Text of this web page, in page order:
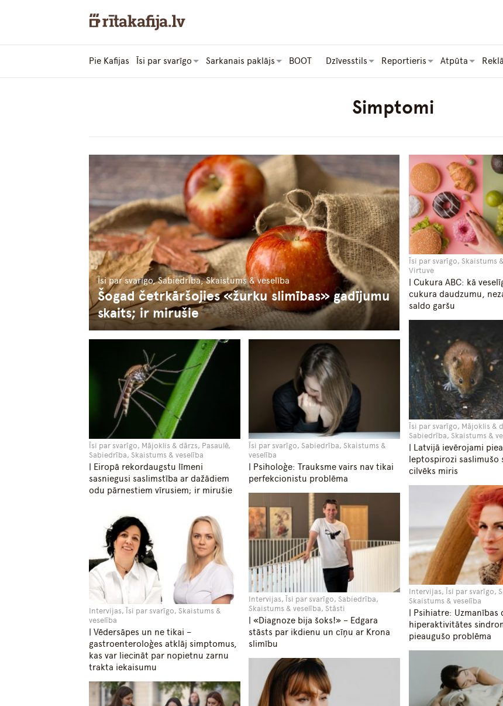
Pie Kafijas Īsi par svarīgo Sarkanais paklājs BOOT Dzīvesstils Reportieris Atpūta
Simptomi
Īsi par svarīgo, Sabiedrība, Skaistums & veselība
Šogad četrkāršojies «žurku slimības» gadījumu
skaits; ir mirušie
Īsi par svarīgo, Skaistums
Virtuve
| Cukura ABC: kā
cukura daudzumu,
saldo garšu
Īsi par svarīgo, Mājoklis &
Sabiedrība, Skaistums &
| Latvijā ievērojami
leptospirozi saslimušo
cilvēks miris
Īsi par svarīgo, Mājoklis & dārzs, Pasaulē,
Sabiedrība, Skaistums & veselība
| Eiropā rekordaugstu līmeni
sasniegusi saslimstība ar dažādiem
odu pārnestiem vīrusiem; ir mirušie
Īsi par svarīgo, Sabiedrība, Skaistums &
veselība
| Psiholoģe: Trauksme vairs nav tikai
perfekcionistu problēma
Intervijas, Īsi par svarīgo,
Skaistums & veselība
| Psihiatre: Uzmanības
hiperaktivitātes
pieaugušo problēma
Intervijas, Īsi par svarīgo, Sabiedrība,
Skaistums & veselība, Stāsti
| «Diagnoze bija šoks!» – Edgara
stāsts par ikdienu un cīņu ar Krona
slimību
Intervijas, Īsi par svarīgo, Skaistums &
veselība
| Vēdersāpes un ne tikai –
gastroenteroloģes atklāj simptomus,
kas var liecināt par nopietnu zarnu
trakta iekaisumu